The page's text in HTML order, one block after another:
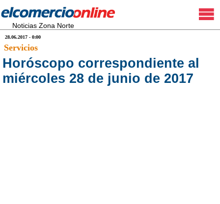
Noticias Zona Norte
28.06.2017 - 0:00
Servicios
Horóscopo correspondiente al
miércoles 28 de junio de 2017